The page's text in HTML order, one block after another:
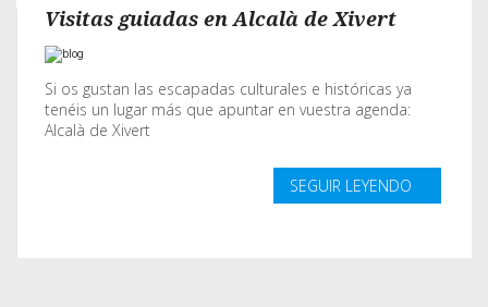
Visitas guiadas en Alcalà de Xivert
Si os gustan las escapadas culturales e históricas ya
tenéis un lugar más que apuntar en vuestra agenda:
Alcalà de Xivert
SEGUIR LEYENDO